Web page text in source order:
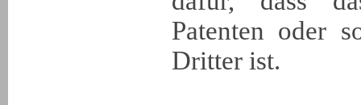
Patenten oder
Dritter ist.